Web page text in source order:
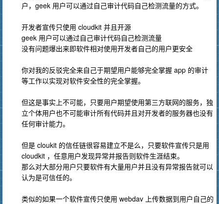
户，geek 用户可以通过自己审计代码自己检测流量的方式。
开发者宣传只使用 cloudkit 并且开源
geek 用户可以通过自己审计代码自己检测流量
没有问题爆出来即软件相对使用开发者自己的用户更安全
你对我的反驳完全来自己于期望用户能够完全掌握 app 的审计
等工作以实现对软件安全性的完全掌握。
但这是事实上不可能，只要用户期望使用第三方联网的服务，独
立个体用户也不可能审计所有代码并且对开发者的服务器也没有
任何审计能力。
但是 cloukit 的信任链很容易建立不是么，只要软件宣传只是用
cloudkit ，任意用户发现异常并报告则软件生涯结束。
那么对大部分用户只要软件有大量用户并且没有异常报告就可以
认为是可信任的。
类似的如果一个软件宣传只使用 webdav 上传数据到用户自己的